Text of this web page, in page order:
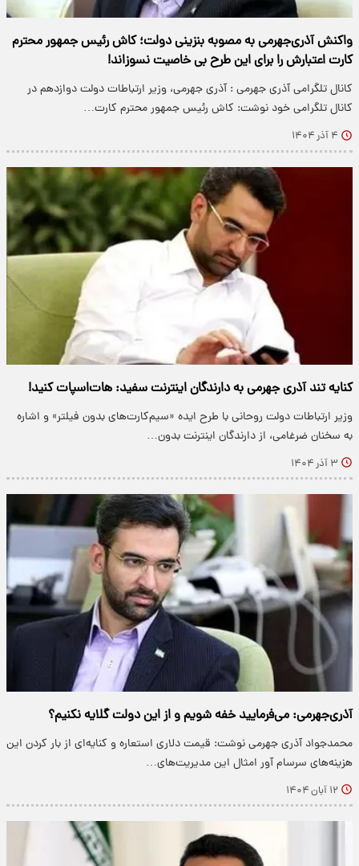
واکنش آذری‌جهرمی به مصوبه بنزینی دولت؛ کاش رئیس جمهور محترم
کارت اعتبارش را برای این طرح بی خاصیت نسوزاند!
کانال تلگرامی آذری جهرمی : آذری جهرمی، وزیر ارتباطات دولت دوازدهم در
کانال تلگرامی خود نوشت: کاش رئیس جمهور محترم کارت…
۴ آذر ۱۴۰۴
کنایه تند آذری جهرمی به دارندگان اینترنت سفید: هات‌اسپات کنید!
وزیر ارتباطات دولت روحانی با طرح ایده «سیم‌کارت‌های بدون فیلتر» و اشاره
به سخنان ضرغامی، از دارندگان اینترنت بدون…
۳ آذر ۱۴۰۴
آذری‌جهرمی: می‌فرمایید خفه شویم و از این دولت گلایه نکنیم؟
محمدجواد آذری جهرمی نوشت: قیمت دلاری استعاره و کنایه‌ای از بار کردن این
هزینه‌های سرسام آور امثال این مدیریت‌های…
۱۲ آبان ۱۴۰۴